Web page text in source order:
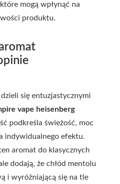
mogą wpłynąć na
produktu.
się entuzjastycznymi
vape heisenberg
podkreśla świeżość, moc
indywidualnego efektu.
aromat do klasycznych
dodają, że chłód mentolu
i wyróżniającą się na tle